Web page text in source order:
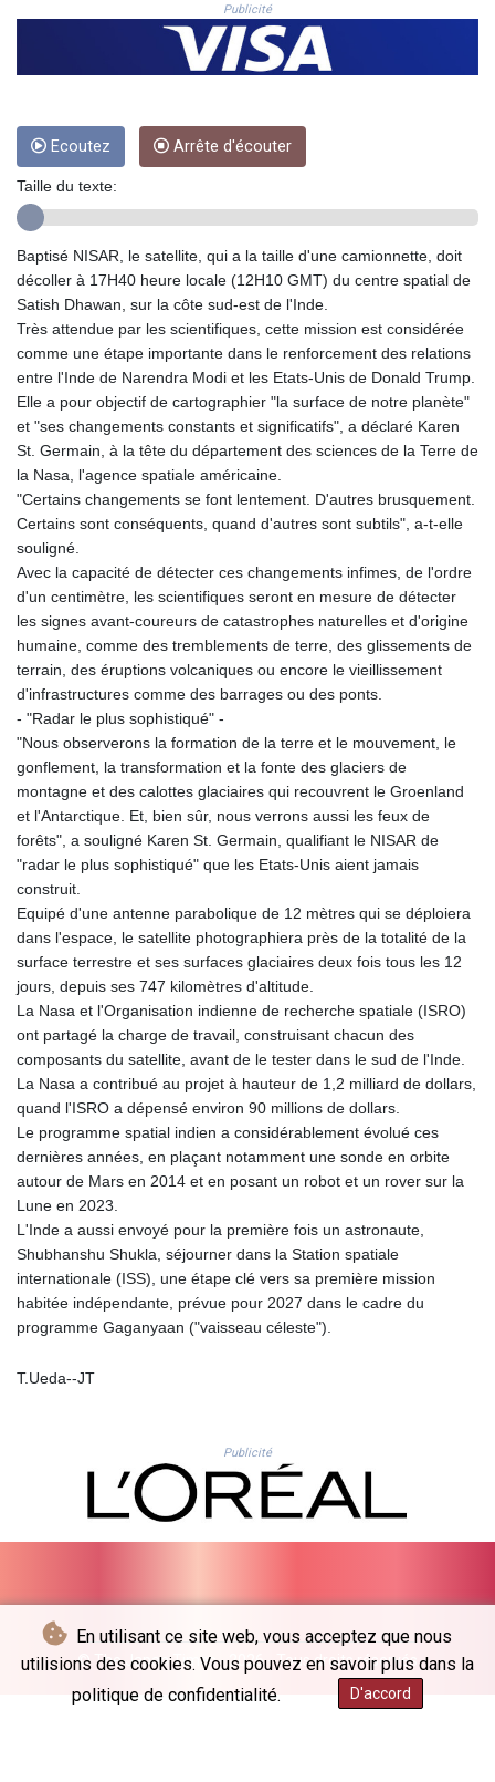
En utilisant ce site web, vous acceptez que nous
utilisions des cookies. Vous pouvez en savoir plus dans la
politique de confidentialité.
D'accord
DKK 7.475355
GBP 0.857373
GGP 0.857481
GHS 13.514561
GMD 84.845162
GNF
10124.083393
GTQ 8.791956
GYD 241.124538
HKD 9.054775
HRK 7.535207
HTG 150.703267
IDR 20683.84493
ILS 3.477857
IMP 0.857481
INR 109.853402
IQD
1509.981531
1587015.850814
ISK 141.789703
JEP 0.857481
JMD 183.165198
JOD 0.818473
JPY 182.195114
KGS 100.948559
KHR
4671.521595
KRW
1644.468592
KWD 0.356651
KYD 0.960607
KZT 540.904411
LAK
26056.345982
LBP
LKR 386.741231
LRD 208.05232
LSL 18.909879
LTL 3.408529
MOP 9.312302
MUR 54.185979
MVR 17.834424
MWK
Publicité
Ecoutez Arrête d'écouter
Taille du texte:
Baptisé NISAR, le satellite, qui a la taille d'une camionnette, doit
décoller à 17H40 heure locale (12H10 GMT) du centre spatial de
Satish Dhawan, sur la côte sud-est de l'Inde.
Très attendue par les scientifiques, cette mission est considérée
comme une étape importante dans le renforcement des relations
entre l'Inde de Narendra Modi et les Etats-Unis de Donald Trump.
Elle a pour objectif de cartographier "la surface de notre planète"
et "ses changements constants et significatifs", a déclaré Karen
St. Germain, à la tête du département des sciences de la Terre de
la Nasa, l'agence spatiale américaine.
"Certains changements se font lentement. D'autres brusquement.
Certains sont conséquents, quand d'autres sont subtils", a-t-elle
souligné.
Avec la capacité de détecter ces changements infimes, de l'ordre
d'un centimètre, les scientifiques seront en mesure de détecter
les signes avant-coureurs de catastrophes naturelles et d'origine
humaine, comme des tremblements de terre, des glissements de
terrain, des éruptions volcaniques ou encore le vieillissement
d'infrastructures comme des barrages ou des ponts.
- "Radar le plus sophistiqué" -
"Nous observerons la formation de la terre et le mouvement, le
gonflement, la transformation et la fonte des glaciers de
montagne et des calottes glaciaires qui recouvrent le Groenland
et l'Antarctique. Et, bien sûr, nous verrons aussi les feux de
forêts", a souligné Karen St. Germain, qualifiant le NISAR de
"radar le plus sophistiqué" que les Etats-Unis aient jamais
construit.
Equipé d'une antenne parabolique de 12 mètres qui se déploiera
dans l'espace, le satellite photographiera près de la totalité de la
surface terrestre et ses surfaces glaciaires deux fois tous les 12
jours, depuis ses 747 kilomètres d'altitude.
La Nasa et l'Organisation indienne de recherche spatiale (ISRO)
ont partagé la charge de travail, construisant chacun des
composants du satellite, avant de le tester dans le sud de l'Inde.
La Nasa a contribué au projet à hauteur de 1,2 milliard de dollars,
quand l'ISRO a dépensé environ 90 millions de dollars.
Le programme spatial indien a considérablement évolué ces
dernières années, en plaçant notamment une sonde en orbite
autour de Mars en 2014 et en posant un robot et un rover sur la
Lune en 2023.
L'Inde a aussi envoyé pour la première fois un astronaute,
Shubhanshu Shukla, séjourner dans la Station spatiale
internationale (ISS), une étape clé vers sa première mission
habitée indépendante, prévue pour 2027 dans le cadre du
programme Gaganyaan ("vaisseau céleste").
T.Ueda--JT
Publicité
© The Japan Times - 2026 - Tous droits réservés